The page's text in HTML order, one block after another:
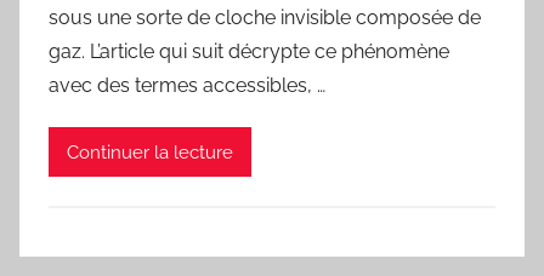
sous une sorte de cloche invisible composée de
gaz. L’article qui suit décrypte ce phénomène
avec des termes accessibles, …
Continuer la lecture